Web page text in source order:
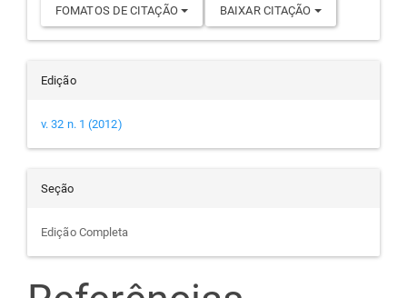
FOMATOS DE CITAÇÃO BAIXAR CITAÇÃO
Edição
v. 32 n. 1 (2012)
Seção
Edição Completa